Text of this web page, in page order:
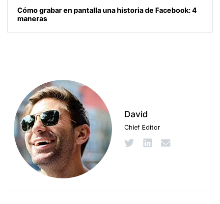
Cómo grabar en pantalla una historia de Facebook: 4
maneras
David
Chief Editor